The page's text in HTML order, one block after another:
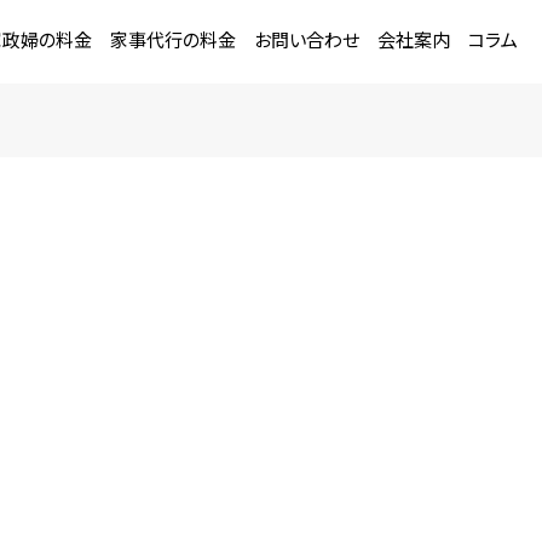
婦の料金 家事代行の料金 お問い合わせ 会社案内 コラム